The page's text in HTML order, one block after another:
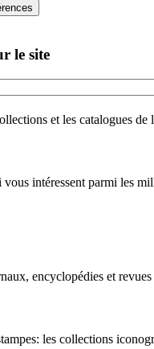
le site
et les catalogues
intéressent parmi les
encyclopédies et
les collections